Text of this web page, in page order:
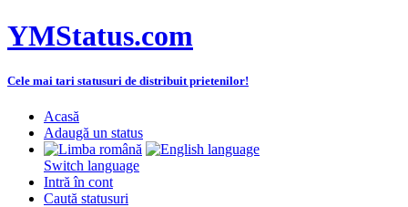
YMStatus.com
Cele mai tari statusuri de distribuit prietenilor!
Acasă
Adaugă un status
Switch language
Intră în cont
Caută statusuri